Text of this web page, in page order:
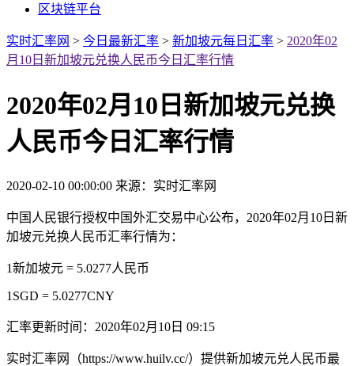
区块链平台
实时汇率网 > 今日最新汇率 > 新加坡元每日汇率 > 2020年02
月10日新加坡元兑换人民币今日汇率行情
2020年02月10日新加坡元兑换
人民币今日汇率行情
2020-02-10 00:00:00 来源：实时汇率网
中国人民银行授权中国外汇交易中心公布，2020年02月10日新
加坡元兑换人民币汇率行情为：
1新加坡元 = 5.0277人民币
1SGD = 5.0277CNY
汇率更新时间：2020年02月10日 09:15
实时汇率网（https://www.huilv.cc/）提供新加坡元兑人民币最